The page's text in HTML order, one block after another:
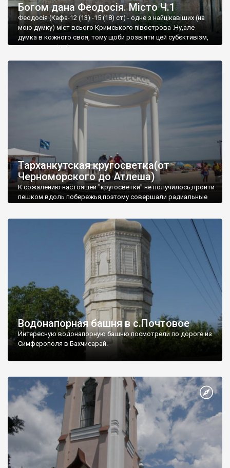
Богом дана Феодосія. Місто Ч.1
Феодосія (Кафа-12 (13) -15 (18) ст) - одне з найцікавіших (на
мою думку) міст всього Кримського півострова .Ну,але
думка в кожного своя, тому щоби розвіяти цей субєктивізм,
запрошую відвідати це
Тарханкутская кругосветка(от
Черноморского до Атлеша)
К сожалению настоящей "кругосветки" не получилось,пройти
пешком вдоль побережья,поэтому совершали радиальные
Водонапорная башня в с.Почтовое
Интересную водонапорную башню посмотрели по дороге из
Симферополя в Бахчисарай.